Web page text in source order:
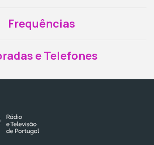
Frequências
e Telefones